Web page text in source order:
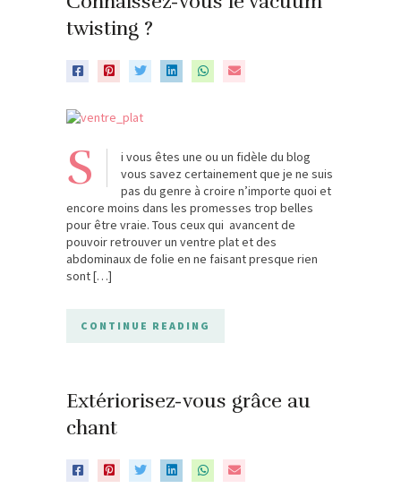
twisting ?
S
i vous êtes une ou un fidèle du blog
vous savez certainement que je ne suis
pas du genre à croire n’importe quoi et
encore moins dans les promesses trop belles
pour être vraie. Tous ceux qui avancent de
pouvoir retrouver un ventre plat et des
abdominaux de folie en ne faisant presque rien
sont […]
CONTINUE READING
Extériorisez-vous grâce au
chant